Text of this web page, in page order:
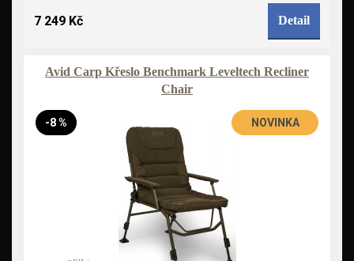
7 249 Kč Detail
Avid Carp Křeslo Benchmark Leveltech Recliner
Chair
-8 % NOVINKA